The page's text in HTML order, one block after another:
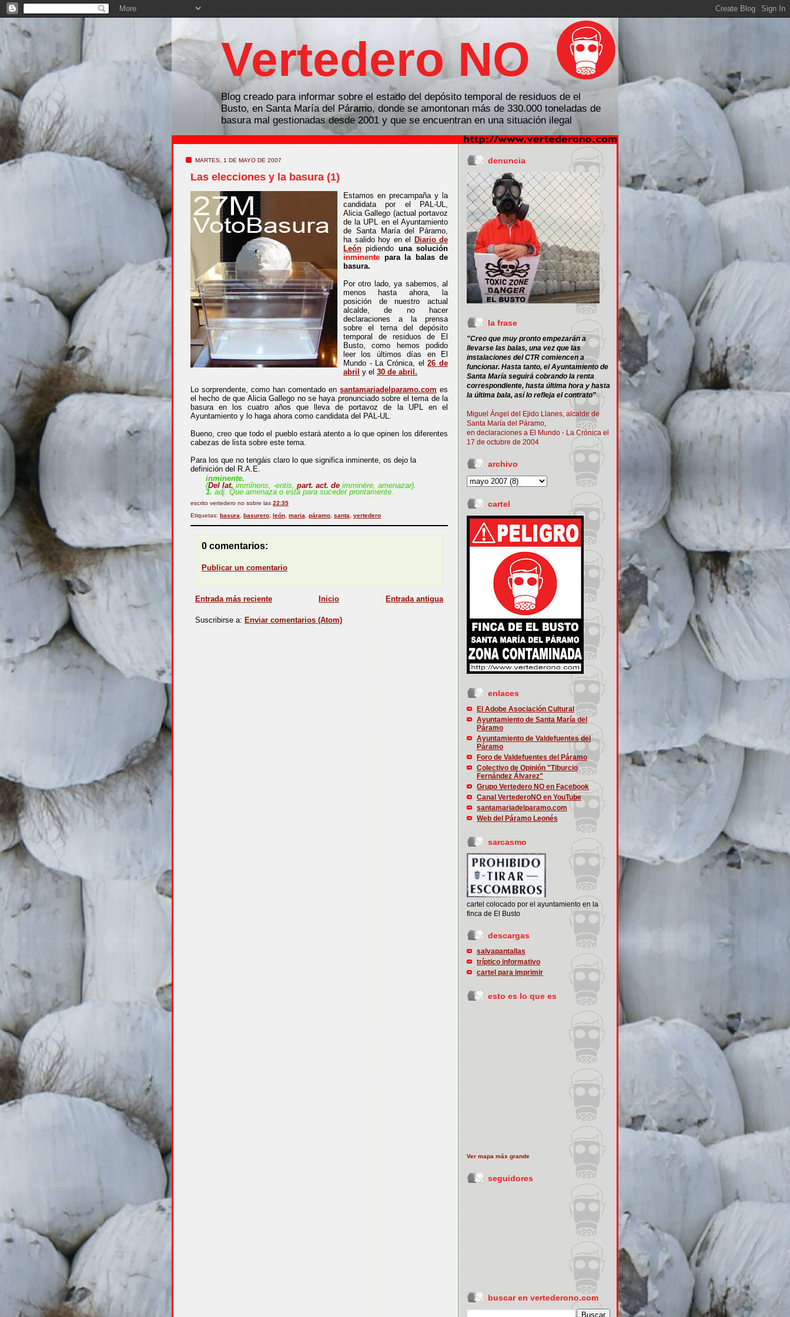
Vertedero NO
Blog creado para informar sobre el estado del depósito temporal de residuos de el
Busto, en Santa María del Páramo, donde se amontonan más de 330.000 toneladas de
basura mal gestionadas desde 2001 y que se encuentran en una situación ilegal
MARTES, 1 DE MAYO DE 2007
Las elecciones y la basura (1)
Estamos en precampaña y la
candidata por el PAL-UL,
Alicia Gallego (actual portavoz
de la UPL en el Ayuntamiento
de Santa María del Páramo,
ha salido hoy en el
Diario de
León pidiendo una solución
inminente para la balas de
basura.
Por otro lado, ya sabemos, al
menos hasta ahora, la
posición de nuestro actual
alcalde, de no hacer
declaraciones a la prensa
sobre el tema del depósito
temporal de residuos de El
Busto, como hemos podido
leer los últimos días en El
Mundo - La Crónica, el26 de
abril y el 30 de abril.
Lo sorprendente, como han comentado en santamariadelparamo.com es
el hecho de que Alicia Gallego no se haya pronunciado sobre el tema de la
basura en los cuatro años que lleva de portavoz de la UPL en el
Ayuntamiento y lo haga ahora como candidata del PAL-UL.
Bueno, creo que todo el pueblo estará atento a lo que opinen los diferentes
cabezas de lista sobre este tema.
Para los que no tengáis claro lo que significa inminente, os dejo la
definición del R.A.E.
inminente.
(Del lat. immĭnens, -entis part. act. de imminēre, amenazar).
1. adj. Que amenaza o está para suceder prontamente.
escrito vertedero no sobre las 22:35
Etiquetas: basura, basurero, león, maria, páramo, santa, vertedero
0 comentarios:
Publicar un comentario
Entrada más reciente Entrada antigua
Inicio
Suscribirse a: Enviar comentarios (Atom)
denuncia
la frase
"Creo que muy pronto empezarán a
llevarse las balas, una vez que las
instalaciones del CTR comiencen a
funcionar. Hasta tanto, el Ayuntamiento de
Santa María seguirá cobrando la renta
correspondiente, hasta última hora y hasta
la última bala, así lo refleja el contrato"
Miguel Ángel del Ejido Llanes, alcalde de
Santa María del Páramo,
en declaraciones a El Mundo - La Crónica el
17 de octubre de 2004
archivo
cartel
enlaces
El Adobe Asociación Cultural
Ayuntamiento de Santa María del
Páramo
Ayuntamiento de Valdefuentes del
Páramo
Foro de Valdefuentes del Páramo
Colectivo de Opinión "Tiburcio
Fernández Álvarez"
Grupo Vertedero NO en Facebook
Canal VertederoNO en YouTube
santamariadelparamo.com
Web del Páramo Leonés
sarcasmo
cartel colocado por el ayuntamiento en la
finca de El Busto
descargas
salvapantallas
tríptico informativo
cartel para imprimir
esto es lo que es
Ver mapa más grande
seguidores
buscar en vertederono.com